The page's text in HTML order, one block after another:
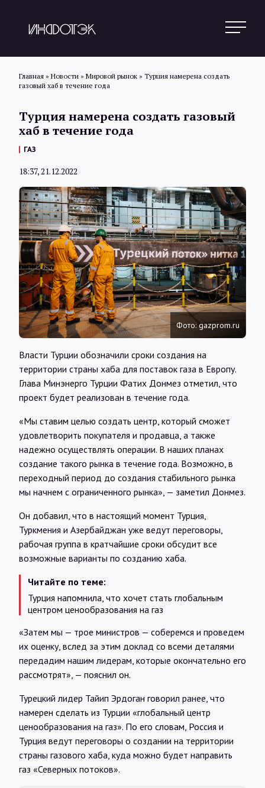
Статьи
Обзоры
Интервью
Карты
О нас
@Infotek_Russia
Главная » Новости » Мировой рынок » Турция намерена создать
газовый хаб в течение года
Турция намерена создать газовый
хаб в течение года
ГАЗ
18:37, 21.12.2022
Фото: gazprom.ru
Власти Турции обозначили сроки создания на
территории страны хаба для поставок газа в Европу.
Глава Минэнерго Турции Фатих Донмез отметил, что
проект будет реализован в течение года.
«Мы ставим целью создать центр, который сможет
удовлетворить покупателя и продавца, а также
надежно осуществлять операции. В наших планах
создание такого рынка в течение года. Возможно, в
переходный период до создания стабильного рынка
мы начнем с ограниченного рынка», — заметил Донмез.
Он добавил, что в настоящий момент Турция,
Туркмения и Азербайджан уже ведут переговоры,
рабочая группа в кратчайшие сроки обсудит все
возможные варианты по созданию хаба.
Читайте по теме:
Турция напомнила, что хочет стать глобальным
центром ценообразования на газ
«Затем мы — трое министров — соберемся и проведем
их оценку, вслед за этим доклад со всеми деталями
передадим нашим лидерам, которые окончательно его
рассмотрят», — пояснил он.
Турецкий лидер Тайип Эрдоган говорил ранее, что
намерен сделать из Турции «глобальный центр
ценообразования на газ». По его словам, Россия и
Турция ведут переговоры о создании на территории
страны газового хаба, куда можно будет направить
газ «Северных потоков».